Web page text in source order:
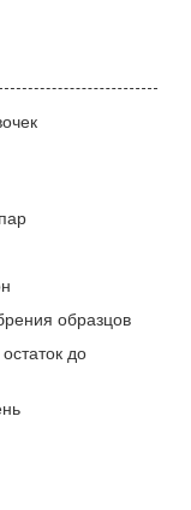
образцов
до